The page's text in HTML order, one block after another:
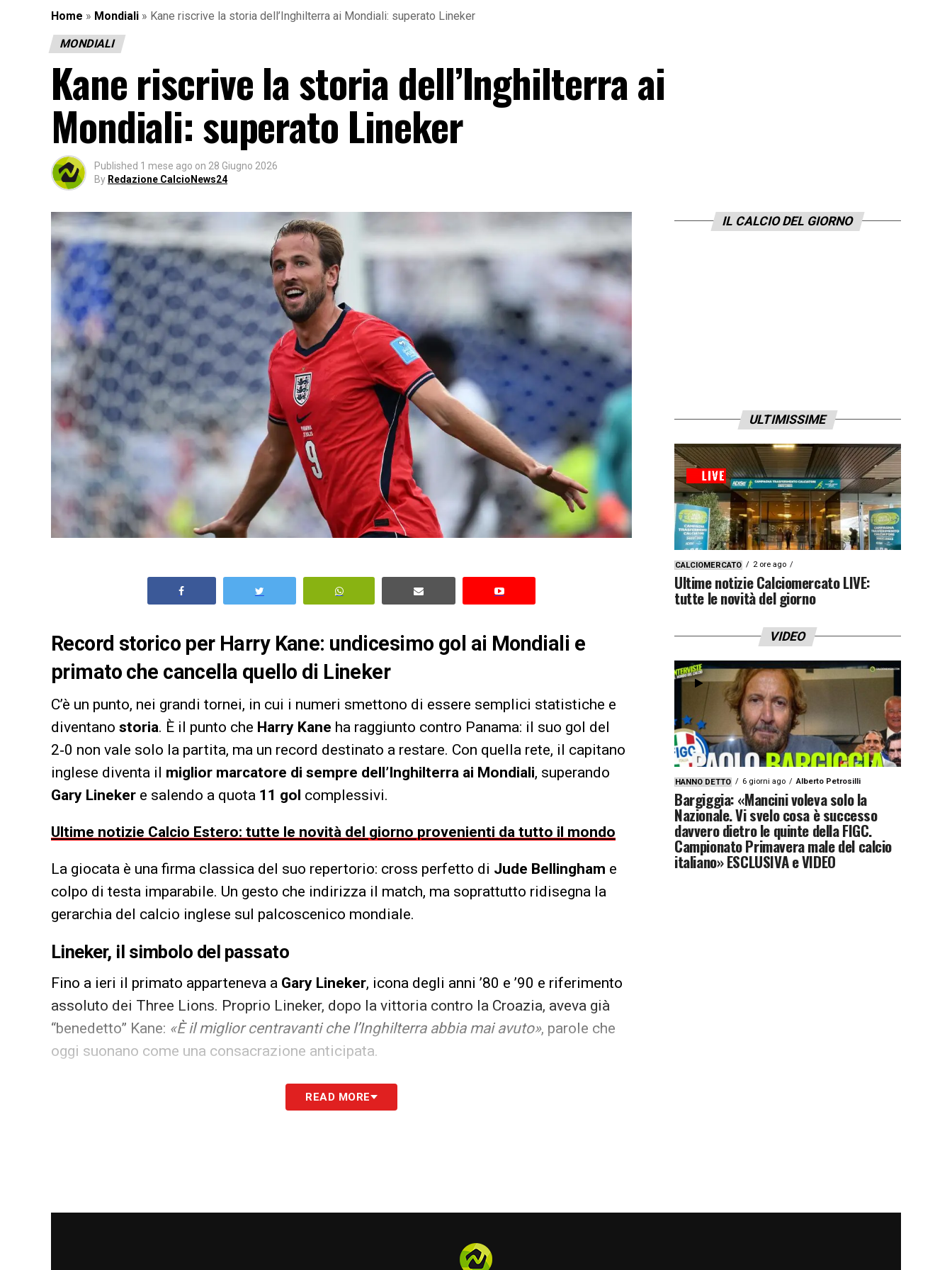
Home » Mondiali » Kane riscrive la storia dell’Inghilterra ai Mondiali: superato Lineker
MONDIALI
Kane riscrive la storia dell’Inghilterra ai
Mondiali: superato Lineker
Published 1 mese ago on 28 Giugno 2026
By Redazione CalcioNews24
Record storico per Harry Kane: undicesimo gol ai Mondiali e
primato che cancella quello di Lineker
C’è un punto, nei grandi tornei, in cui i numeri smettono di essere semplici statistiche e
diventano storia. È il punto che Harry Kane ha raggiunto contro Panama: il suo gol del
2‑0 non vale solo la partita, ma un record destinato a restare. Con quella rete, il capitano
inglese diventa il miglior marcatore di sempre dell’Inghilterra ai Mondiali, superando
Gary Lineker e salendo a quota 11 gol complessivi.
Ultime notizie Calcio Estero: tutte le novità del giorno provenienti da tutto il mondo
La giocata è una firma classica del suo repertorio: cross perfetto di Jude Bellingham e
colpo di testa imparabile. Un gesto che indirizza il match, ma soprattutto ridisegna la
gerarchia del calcio inglese sul palcoscenico mondiale.
Lineker, il simbolo del passato
Fino a ieri il primato apparteneva a Gary Lineker, icona degli anni ’80 e ’90 e riferimento
assoluto dei Three Lions. Proprio Lineker, dopo la vittoria contro la Croazia, aveva già
“benedetto” Kane: «È il miglior centravanti che l’Inghilterra abbia mai avuto», parole che
oggi suonano come una consacrazione anticipata.
Il percorso di Kane in nazionale è stato una crescita continua: esordio nel 2015, gol dopo
pochi secondi, poi la scalata fino alla fascia da capitano. A Russia 2018 esplode con sei
. Un sorpasso che va oltre i numeri, perché segna un prima e
READ MORE
IL CALCIO DEL GIORNO
ULTIMISSIME
CALCIOMERCATO 2 ore ago
Ultime notizie Calciomercato LIVE:
tutte le novità del giorno
VIDEO
HANNO DETTO 6 giorni ago Alberto Petrosilli
Bargiggia: «Mancini voleva solo la
Nazionale. Vi svelo cosa è successo
davvero dietro le quinte della FIGC.
Campionato Primavera male del calcio
italiano» ESCLUSIVA e VIDEO